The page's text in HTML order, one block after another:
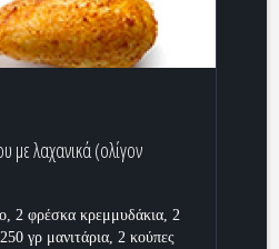
με λαχανικά (ολίγον
2 φρέσκα κρεμμυδάκια, 2
γρ μανιτάρια, 2 κούπες